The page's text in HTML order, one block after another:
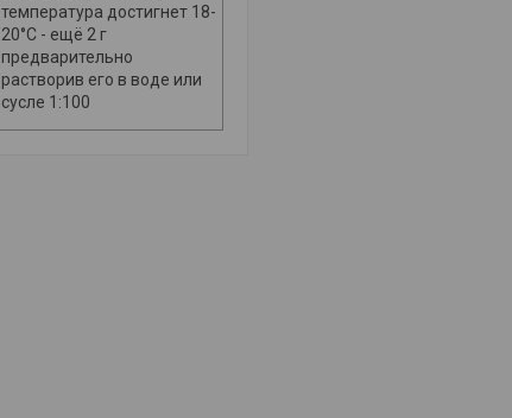
температура достигнет 18-
20°C - ещё 2 г
предварительно
растворив его в воде или
сусле 1:100